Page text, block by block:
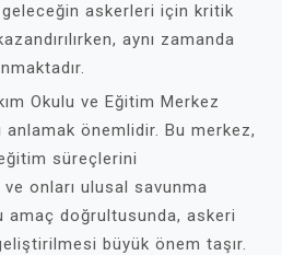
askerleri için kritik
aynı zamanda
Okulu ve Eğitim Merkez
anlamak önemlidir. Bu merkez,
süreçlerini
onları ulusal savunma
amaç doğrultusunda, askeri
büyük önem taşır.